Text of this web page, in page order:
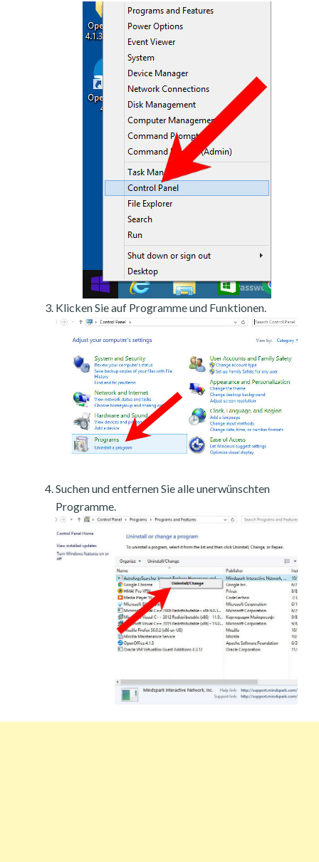
Klicken Sie auf Programme und Funktionen.
Suchen und entfernen Sie alle unerwünschten
Programme.